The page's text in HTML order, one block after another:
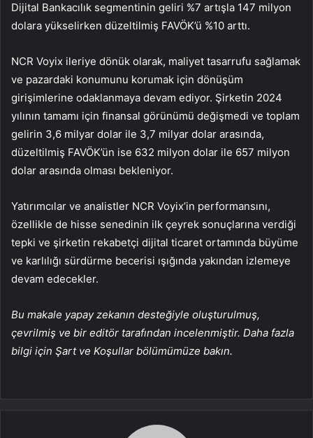
Dijital Bankacılık segmentinin geliri %7 artışla 147 milyon
dolara yükselirken düzeltilmiş FAVÖK’ü %10 arttı.
NCR Voyix ileriye dönük olarak, maliyet tasarrufu sağlamak
ve pazardaki konumunu korumak için dönüşüm
girişimlerine odaklanmaya devam ediyor. Şirketin 2024
yılının tamamı için finansal görünümü değişmedi ve toplam
gelirin 3,6 milyar dolar ile 3,7 milyar dolar arasında,
düzeltilmiş FAVÖK’ün ise 632 milyon dolar ile 657 milyon
dolar arasında olması bekleniyor.
Yatırımcılar ve analistler NCR Voyix’in performansını,
özellikle de hisse senedinin ilk çeyrek sonuçlarına verdiği
tepki ve şirketin rekabetçi dijital ticaret ortamında büyüme
ve karlılığı sürdürme becerisi ışığında yakından izlemeye
devam edecekler.
Bu makale yapay zekanın desteğiyle oluşturulmuş,
çevrilmiş ve bir editör tarafından incelenmiştir. Daha fazla
bilgi için Şart ve Koşullar bölümümüze bakın.